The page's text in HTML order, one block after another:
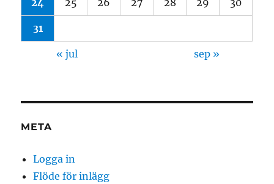
24 25 26 27 28 29 30
31
« jul sep »
META
Logga in
Flöde för inlägg